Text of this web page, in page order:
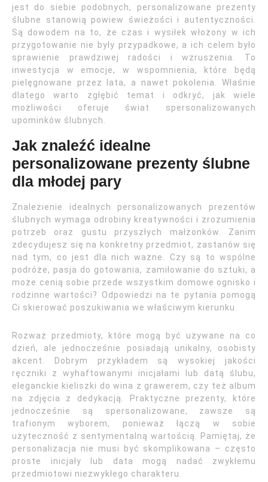
jest do siebie podobnych, personalizowane prezenty
ślubne stanowią powiew świeżości i autentyczności.
Są dowodem na to, że czas i wysiłek włożony w ich
przygotowanie nie były przypadkowe, a ich celem było
sprawienie prawdziwej radości i wzruszenia. To
inwestycja w emocje, w wspomnienia, które będą
pielęgnowane przez lata, a nawet pokolenia. Właśnie
dlatego warto zgłębić temat i odkryć, jak wiele
możliwości oferuje świat spersonalizowanych
upominków ślubnych.
Jak znaleźć idealne
personalizowane prezenty ślubne
dla młodej pary
Znalezienie idealnych personalizowanych prezentów
ślubnych wymaga odrobiny kreatywności i zrozumienia
potrzeb oraz gustu przyszłych małżonków. Zanim
zdecydujesz się na konkretny przedmiot, zastanów się
nad tym, co jest dla nich ważne. Czy są to wspólne
podróże, pasja do gotowania, zamiłowanie do sztuki, a
może cenią sobie przede wszystkim domowe ognisko i
rodzinne wartości? Odpowiedzi na te pytania pomogą
Ci skierować poszukiwania we właściwym kierunku.
Rozważ przedmioty, które mogą być używane na co
dzień, ale jednocześnie posiadają unikalny, osobisty
akcent. Dobrym przykładem są wysokiej jakości
ręczniki z wyhaftowanymi inicjałami lub datą ślubu,
eleganckie kieliszki do wina z grawerem, czy też album
na zdjęcia z dedykacją. Praktyczne prezenty, które
jednocześnie są spersonalizowane, zawsze są
trafionym wyborem, ponieważ łączą w sobie
użyteczność z sentymentalną wartością. Pamiętaj, że
personalizacja nie musi być skomplikowana – często
proste inicjały lub data mogą nadać zwykłemu
przedmiotowi niezwykłego charakteru.